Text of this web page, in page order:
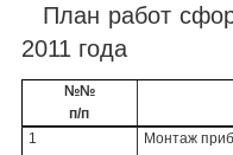
План работ
2011 года
№№
п/п
1
Монтаж